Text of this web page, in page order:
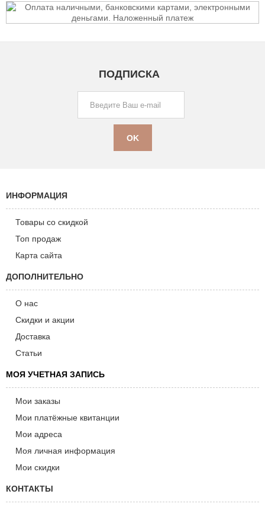
ПОДПИСКА
ИНФОРМАЦИЯ
Товары со скидкой
Топ продаж
Карта сайта
ДОПОЛНИТЕЛЬНО
О нас
Скидки и акции
Доставка
Статьи
МОЯ УЧЕТНАЯ ЗАПИСЬ
Мои заказы
Мои платёжные квитанции
Мои адреса
Моя личная информация
Мои скидки
КОНТАКТЫ